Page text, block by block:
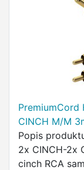
PremiumCord
CINCH M/M
Popis
2x CINCH-2x
cinch RCA